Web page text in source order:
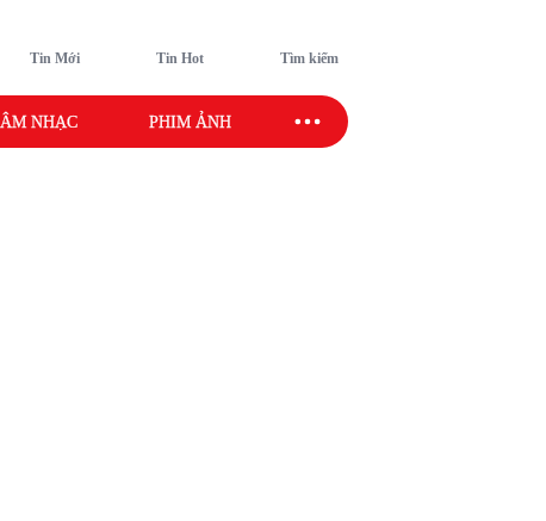
Tin Mới Tin Hot Tìm kiếm
ÂM NHẠC PHIM ẢNH SAO SPORT